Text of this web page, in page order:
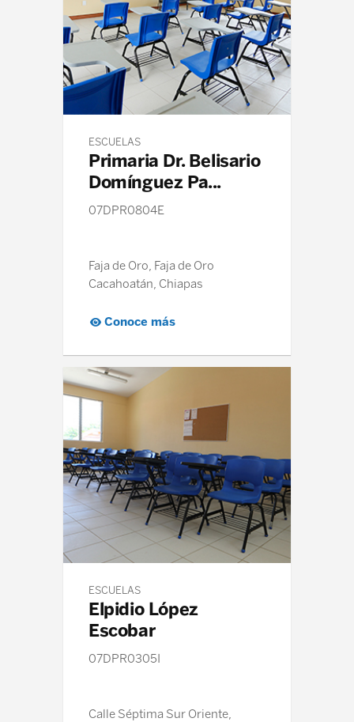
ESCUELAS
Primaria Dr. Belisario
Domínguez Pa...
07DPR0804E
Faja de Oro, Faja de Oro
Cacahoatán, Chiapas
Conoce más
ESCUELAS
Elpidio López
Escobar
07DPR0305I
Calle Séptima Sur Oriente,